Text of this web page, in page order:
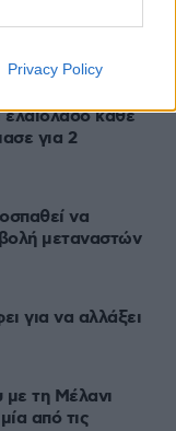
Privacy Policy
τουρίστρια στη
ελαιόλαδο κάθε
για 2
να
μεταναστών
για να αλλάξει
με τη Μέλανι
από τις